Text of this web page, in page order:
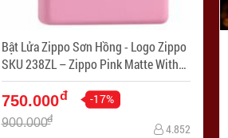
Bật Lửa Zippo Sơn Hồng - Logo Zippo
SKU 238ZL – Zippo Pink Matte With
Logo - Mã SP: ZPC1242
750.000đ -17%
900.000đ
4.852